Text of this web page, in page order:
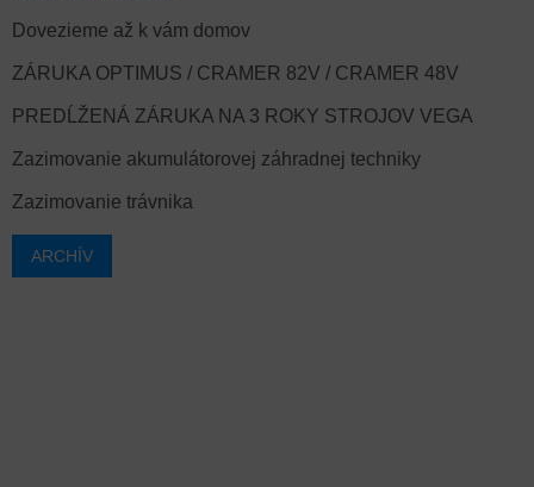
Dovezieme až k vám domov
ZÁRUKA OPTIMUS / CRAMER 82V / CRAMER 48V
PREDĹŽENÁ ZÁRUKA NA 3 ROKY STROJOV VEGA
Zazimovanie akumulátorovej záhradnej techniky
Zazimovanie trávnika
ARCHÍV